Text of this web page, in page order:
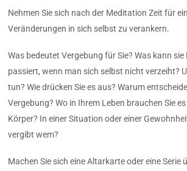
Nehmen Sie sich nach der Meditation Zeit für
Veränderungen in sich selbst zu verankern.
Was bedeutet Vergebung für Sie? Was kann sie
passiert, wenn man sich selbst nicht verzeiht?
tun? Wie drücken Sie es aus? Warum
Vergebung? Wo in Ihrem Leben brauchen Sie
Körper? In einer Situation oder einer
vergibt wem?
Machen Sie sich eine Altarkarte oder eine Serie